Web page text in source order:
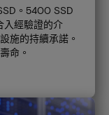
。5400 SSD
入經驗證的介
施的持續承諾。
命。